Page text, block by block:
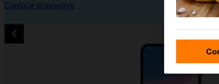
Cambiar dispositivo